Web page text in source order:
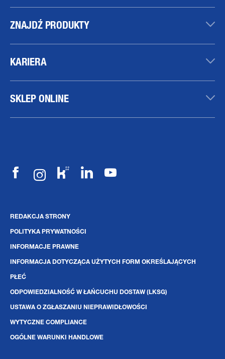
ZNAJDŹ PRODUKTY
KARIERA
SKLEP ONLINE
REDAKCJA STRONY
POLITYKA PRYWATNOŚCI
INFORMACJE PRAWNE
INFORMACJA DOTYCZĄCA UŻYTYCH FORM OKREŚLAJĄCYCH
PŁEĆ
ODPOWIEDZIALNOŚĆ W ŁAŃCUCHU DOSTAW (LKSG)
USTAWA O ZGŁASZANIU NIEPRAWIDŁOWOŚCI
WYTYCZNE COMPLIANCE
OGÓLNE WARUNKI HANDLOWE